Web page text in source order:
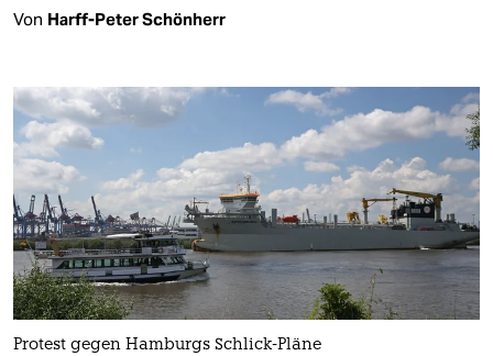
Von Harff-Peter Schönherr
Protest gegen Hamburgs Schlick-Pläne